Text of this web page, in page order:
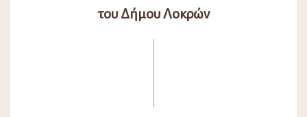
του Δήμου Λοκρών